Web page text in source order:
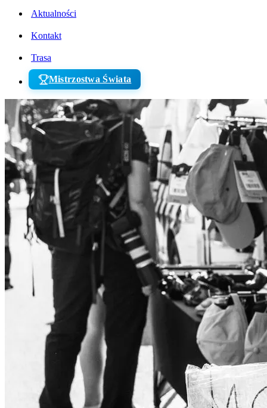
Aktualności
Kontakt
Trasa
Mistrzostwa Świata